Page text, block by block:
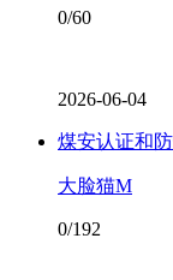
0/60
2026-06-04
煤安认证和
大脸猫M
0/192